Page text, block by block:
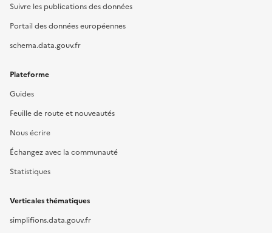
Suivre les publications des données
Portail des données européennes
schema.data.gouv.fr
Plateforme
Guides
Feuille de route et nouveautés
Nous écrire
Échangez avec la communauté
Statistiques
Verticales thématiques
simplifions.data.gouv.fr